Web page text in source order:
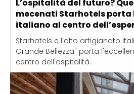
L’ospitalità del futuro?
mecenati Starhotels
italiano al centro
Starhotels e l'alto artigianato
Grande Bellezza" porta
centro dell'ospitalità.